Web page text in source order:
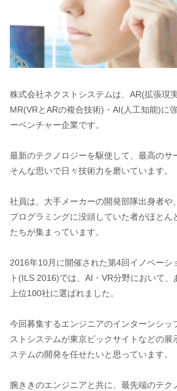
株式会社ネクストシステムは、AR(拡張現
MR(VRとARの複合技術)・AI(人工知能)に
ーベンチャー企業です。
最新のテクノロジーを駆使して、最高のサ
そんな思いで日々技術力を磨いています。
社員は、大手メーカーの開発部隊出身者や
プログラミングに没頭していた者がほとん
たちが集まっています。
2016年10月に開催された第4回イノベーシ
ト(ILS 2016)では、AI・VR分野において
上位100社に選ばれました。
今回募集するエンジニアのインターンシッ
ストシステムが東京ビックサイトなどの展
ステムの開発を任せたいと思っています。
腕ききのエンジニアと共に、最先端のテク